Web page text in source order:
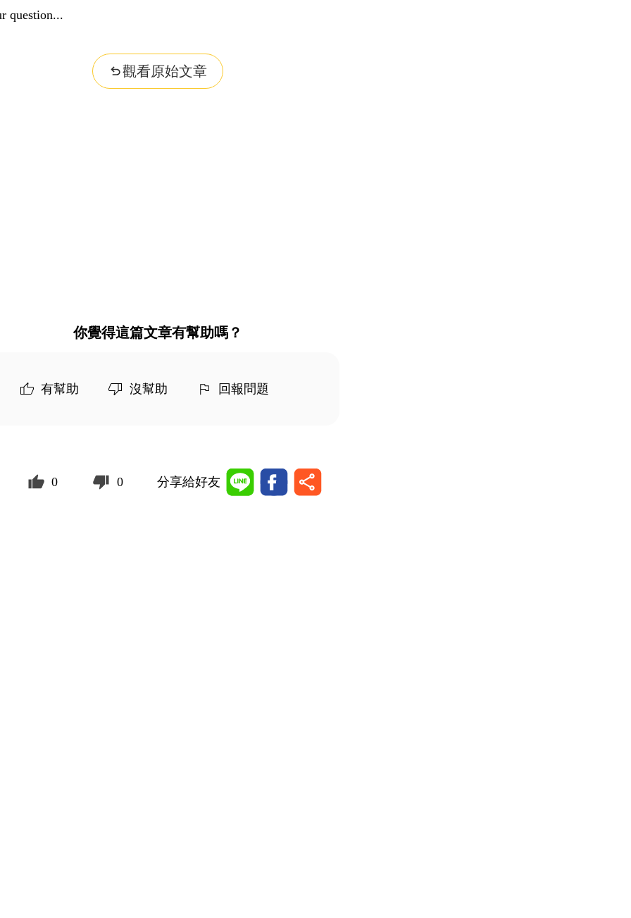
question...
觀看原始文章
你覺得這篇文章有幫助嗎？
有幫助 沒幫助 回報問題
0 0 分享給好友